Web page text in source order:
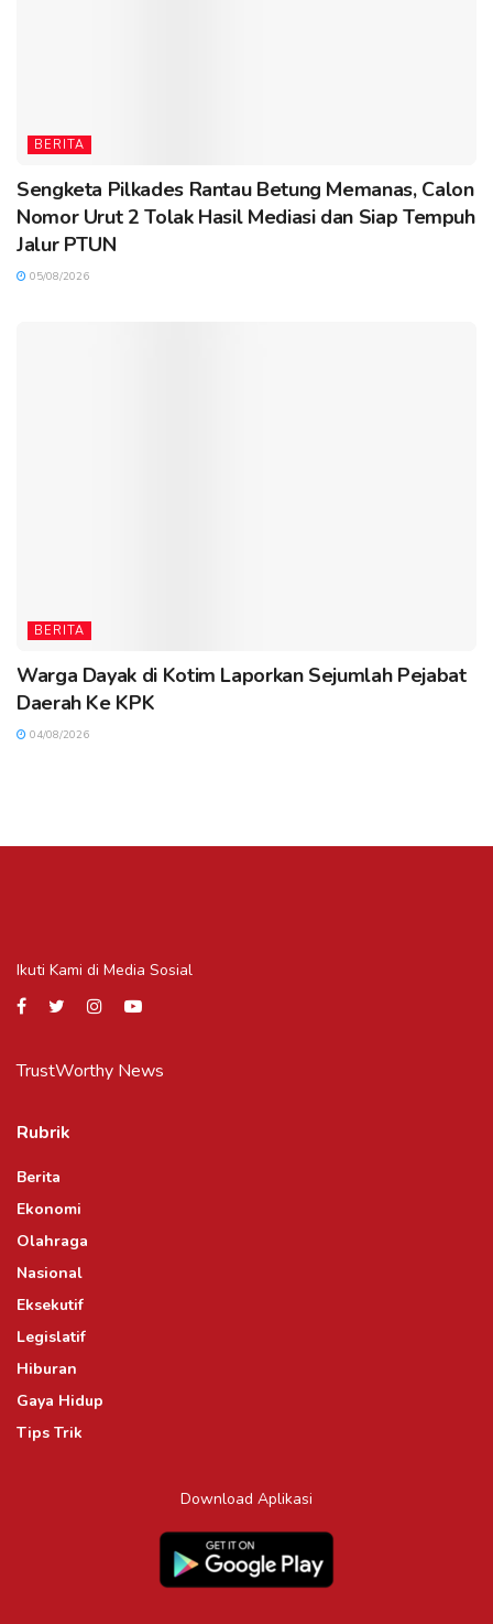
BERITA
Sengketa Pilkades Rantau Betung Memanas, Calon
Nomor Urut 2 Tolak Hasil Mediasi dan Siap Tempuh
Jalur PTUN
05/08/2026
BERITA
Warga Dayak di Kotim Laporkan Sejumlah Pejabat
Daerah Ke KPK
04/08/2026
Ikuti Kami di Media Sosial
TrustWorthy News
Rubrik
Berita
Ekonomi
Olahraga
Nasional
Eksekutif
Legislatif
Hiburan
Gaya Hidup
Tips Trik
Download Aplikasi